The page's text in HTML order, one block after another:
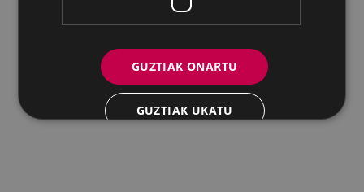
GUZTIAK ONARTU
GUZTIAK UKATU